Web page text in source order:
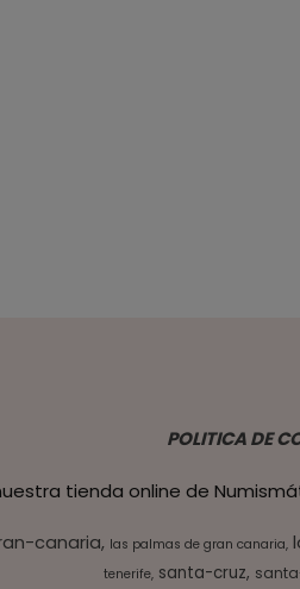
POLITICA DE
tienda online de
canaria las palmas de gran canaria
tenerife santa-cruz